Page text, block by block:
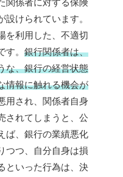
けられています。
を利用した、不適切
。 銀行関係者は、
な、銀行の経営状態
情報に触れる機会が
用され、関係者自身
されてしまうと、公
ば、銀行の業績悪化
つつ、自分自身は損
といった行為は、決